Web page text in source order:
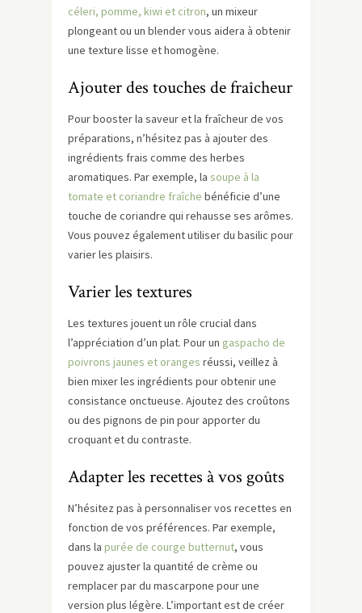
céleri, pomme, kiwi et citron, un mixeur
plongeant ou un blender vous aidera à obtenir
une texture lisse et homogène.
Ajouter des touches de fraîcheur
Pour booster la saveur et la fraîcheur de vos
préparations, n’hésitez pas à ajouter des
ingrédients frais comme des herbes
aromatiques. Par exemple, la soupe à la
tomate et coriandre fraîche bénéficie d’une
touche de coriandre qui rehausse ses arômes.
Vous pouvez également utiliser du basilic pour
varier les plaisirs.
Varier les textures
Les textures jouent un rôle crucial dans
l’appréciation d’un plat. Pour un gaspacho de
poivrons jaunes et oranges réussi, veillez à
bien mixer les ingrédients pour obtenir une
consistance onctueuse. Ajoutez des croûtons
ou des pignons de pin pour apporter du
croquant et du contraste.
Adapter les recettes à vos goûts
N’hésitez pas à personnaliser vos recettes en
fonction de vos préférences. Par exemple,
dans la purée de courge butternut, vous
pouvez ajuster la quantité de crème ou
remplacer par du mascarpone pour une
version plus légère. L’important est de créer